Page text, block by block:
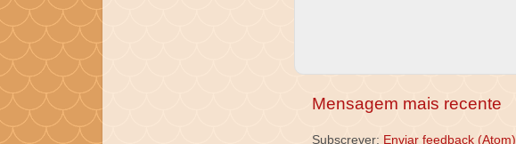
Mensagem mais recente
Subscrever: Enviar feedback (Atom)